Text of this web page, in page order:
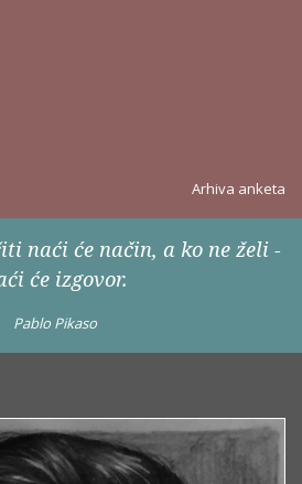
Arhiva anketa
naći će način, a ko ne želi -
će izgovor.
Pablo Pikaso